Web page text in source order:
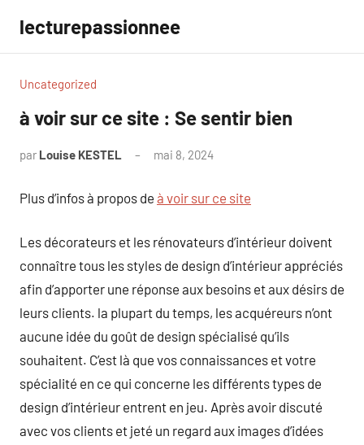
contenu
lecturepassionnee
Uncategorized
à voir sur ce site : Se sentir bien
par Louise KESTEL mai 8, 2024
Plus d’infos à propos de à voir sur ce site
Les décorateurs et les rénovateurs d’intérieur doivent
connaître tous les styles de design d’intérieur appréciés
afin d’apporter une réponse aux besoins et aux désirs de
leurs clients. la plupart du temps, les acquéreurs n’ont
aucune idée du goût de design spécialisé qu’ils
souhaitent. C’est là que vos connaissances et votre
spécialité en ce qui concerne les différents types de
design d’intérieur entrent en jeu. Après avoir discuté
avec vos clients et jeté un regard aux images d’idées